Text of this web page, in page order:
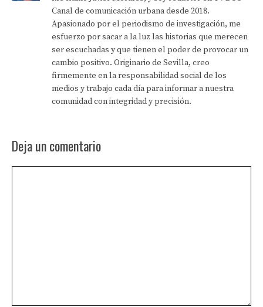
Canal de comunicación urbana desde 2018.
Apasionado por el periodismo de investigación, me
esfuerzo por sacar a la luz las historias que merecen
ser escuchadas y que tienen el poder de provocar un
cambio positivo. Originario de Sevilla, creo
firmemente en la responsabilidad social de los
medios y trabajo cada día para informar a nuestra
comunidad con integridad y precisión.
Deja un comentario